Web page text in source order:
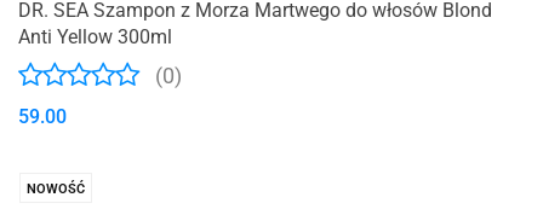
DR. SEA Szampon z Morza Martwego do włosów Blond
Anti Yellow 300ml
(0)
59.00
NOWOŚĆ